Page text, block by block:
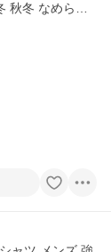
秋冬 なめらか